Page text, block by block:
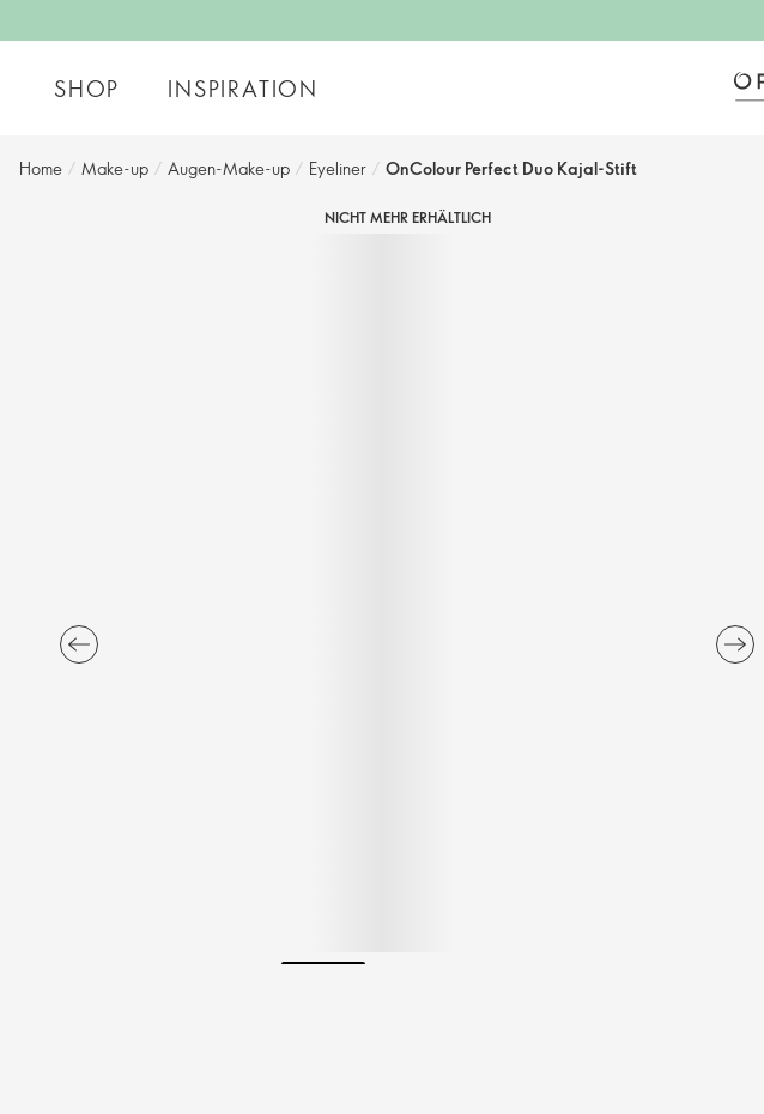
SHOP INSPIRATION
Home / Make-up / Augen-Make-up / Eyeliner / OnColour Perfect Duo Kajal-Stift
NICHT MEHR ERHÄLTLICH